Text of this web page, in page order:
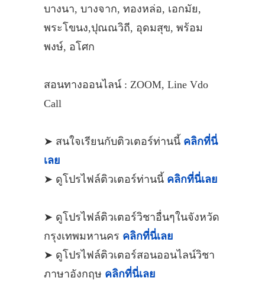
บางนา, บางจาก, ทองหล่อ, เอกมัย,
พระโขนง,ปุณณวิถี, อุดมสุข, พร้อม
พงษ์, อโศก
สอนทางออนไลน์ : ZOOM, Line Vdo
Call
➤ สนใจเรียนกับติวเตอร์ท่านนี้ คลิกที่นี่
เลย
➤ ดูโปรไฟล์ติวเตอร์ท่านนี้ คลิกที่นี่เลย
➤ ดูโปรไฟล์ติวเตอร์วิชาอื่นๆในจังหวัด
กรุงเทพมหานคร คลิกที่นี่เลย
➤ ดูโปรไฟล์ติวเตอร์สอนออนไลน์วิชา
ภาษาอังกฤษ คลิกที่นี่เลย